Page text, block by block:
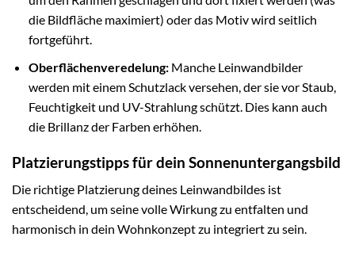
die Bildfläche maximiert) oder das Motiv wird seitlich
fortgeführt.
Oberflächenveredelung:Manche Leinwandbilder
werden mit einem Schutzlack versehen, der sie vor Staub,
Feuchtigkeit und UV-Strahlung schützt. Dies kann auch
die Brillanz der Farben erhöhen.
Platzierungstipps für dein Sonnenuntergangsbild
Die richtige Platzierung deines Leinwandbildes ist
entscheidend, um seine volle Wirkung zu entfalten und
harmonisch in dein Wohnkonzept zu integriert zu sein.